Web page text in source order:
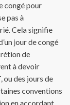
congé pour
pas à
Cela signifie
jour de congé
de
à devoir
ou des jours de
conventions
en accordant